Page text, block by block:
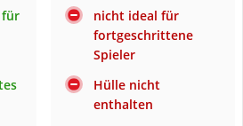
für
nicht ideal für
fortgeschrittene
Spieler
Hülle nicht
enthalten